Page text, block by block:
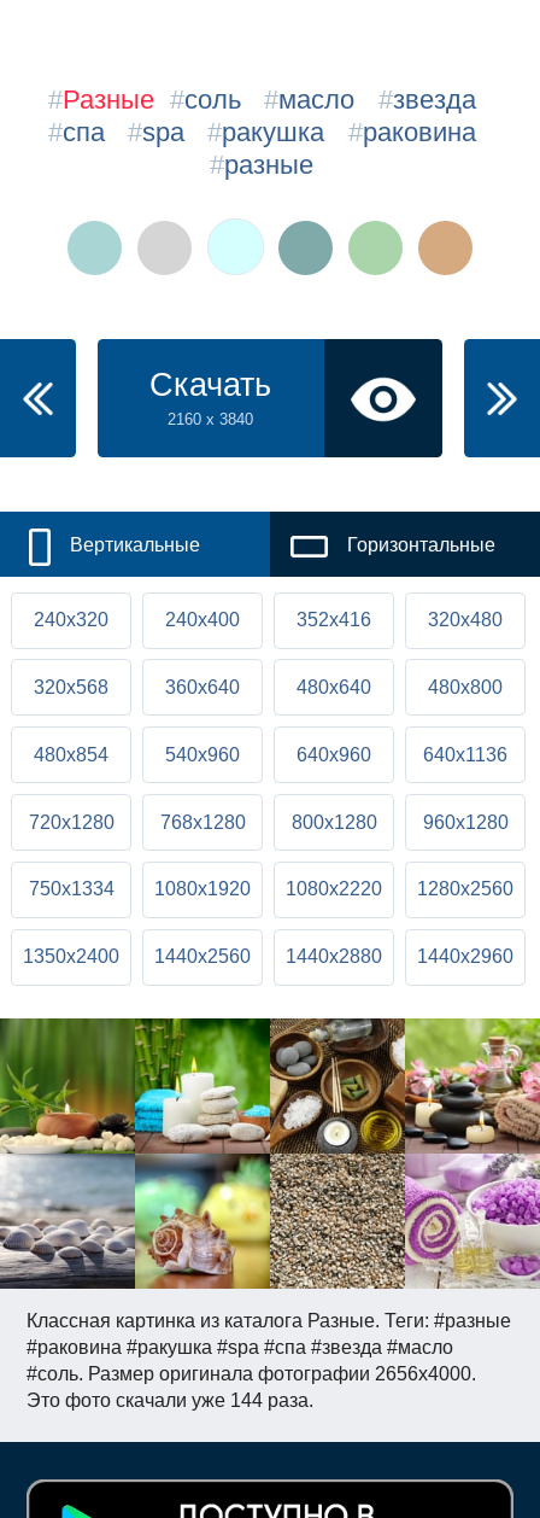
Классная картинка из каталога Разные. Теги: #разные
#раковина #ракушка #spa #спа #звезда #масло
#соль. Размер оригинала фотографии 2656x4000.
Это фото скачали уже 144 раза.
#Разные #соль #масло #звезда
#спа #spa #ракушка #раковина
#разные
Скачать
2160 x 3840
Вертикальные Горизонтальные
240x320 240x400 352x416 320x480
320x568 360x640 480x640 480x800
480x854 540x960 640x960 640x1136
720x1280 768x1280 800x1280 960x1280
750x1334 1080x1920 1080x2220 1280x2560
1350x2400 1440x2560 1440x2880 1440x2960